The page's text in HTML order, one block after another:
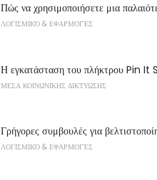
Πώς να χρησιμοποιήσετε μια
ΛΟΓΙΣΜΙΚΌ & ΕΦΑΡΜΟΓΈΣ
Η εγκατάσταση του πλήκτρου
ΜΕΣΑ ΚΟΙΝΩΝΙΚΗΣ ΔΙΚΤΥΩΣΗΣ
Γρήγορες συμβουλές για
ΛΟΓΙΣΜΙΚΌ & ΕΦΑΡΜΟΓΈΣ